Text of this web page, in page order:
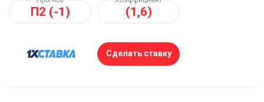
П2 (-1) (1,6)
Сделать ставку